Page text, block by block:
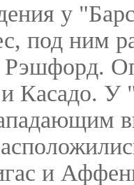
у
под ним
Рэшфорд.
Касадо. У
и